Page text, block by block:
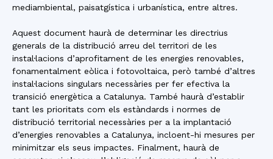
mediambiental, paisatgística i urbanística, entre altres.
Aquest document haurà de determinar les directrius
generals de la distribució arreu del territori de les
instal·lacions d’aprofitament de les energies renovables,
fonamentalment eòlica i fotovoltaica, però també d’altres
instal·lacions singulars necessàries per fer efectiva la
transició energètica a Catalunya. També haurà d’establir
tant les prioritats com els estàndards i normes de
distribució territorial necessàries per a la implantació
d’energies renovables a Catalunya, incloent-hi mesures per
minimitzar els seus impactes. Finalment, haurà de